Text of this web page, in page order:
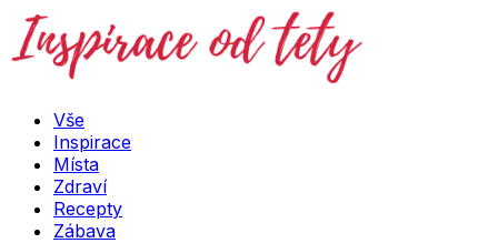
Vše
Inspirace
Místa
Zdraví
Recepty
Zábava